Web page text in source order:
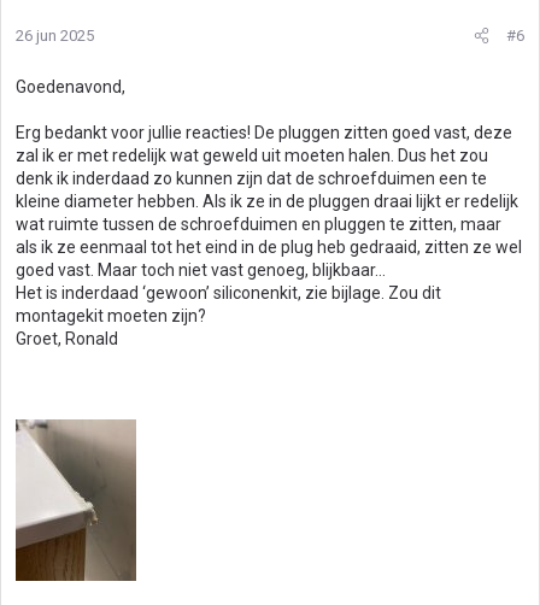
26 jun 2025 #6
Goedenavond,
Erg bedankt voor jullie reacties! De pluggen zitten goed vast, deze
zal ik er met redelijk wat geweld uit moeten halen. Dus het zou
denk ik inderdaad zo kunnen zijn dat de schroefduimen een te
kleine diameter hebben. Als ik ze in de pluggen draai lijkt er redelijk
wat ruimte tussen de schroefduimen en pluggen te zitten, maar
als ik ze eenmaal tot het eind in de plug heb gedraaid, zitten ze wel
goed vast. Maar toch niet vast genoeg, blijkbaar…
Het is inderdaad ‘gewoon’ siliconenkit, zie bijlage. Zou dit
montagekit moeten zijn?
Groet, Ronald